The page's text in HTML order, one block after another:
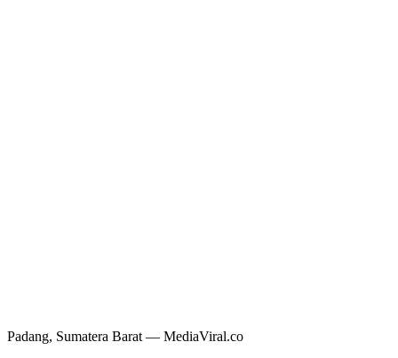
Padang, Sumatera Barat — MediaViral.co